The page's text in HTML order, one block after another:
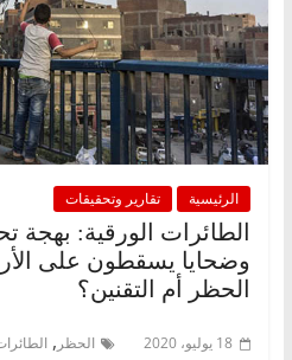
الرئيسية تقارير وتحقيقات
الطائرات الورقية: بهجة
وضحايا يسقطون على
الحظر أم التقنين؟
18 يوليو، 2020 الحظر ,